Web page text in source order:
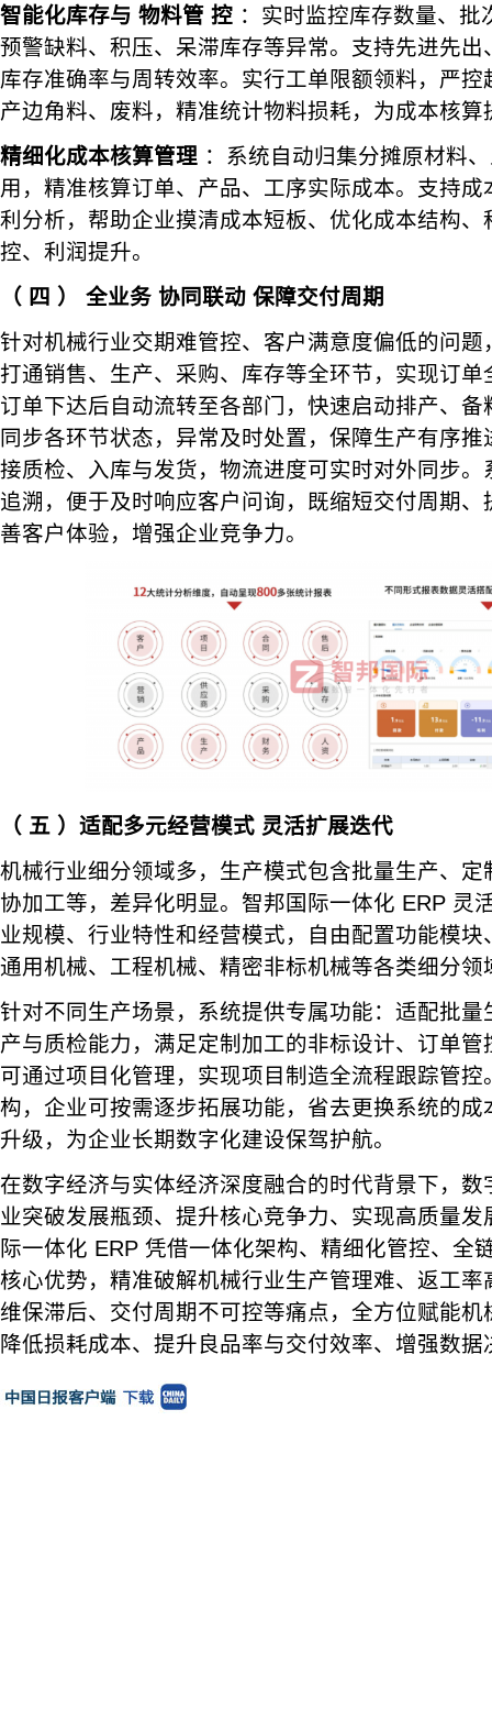
智能化库存与 物料管 控 ：实时监控库存数量、批
预警缺料、积压、呆滞库存等异常。支持先进先
库存准确率与周转效率。实行工单限额领料，严
产边角料、废料，精准统计物料损耗，为成本核算
精细化成本核算管理 ：系统自动归集分摊原材料
用，精准核算订单、产品、工序实际成本。支持
利分析，帮助企业摸清成本短板、优化成本结构
控、利润提升。
（ 四 ） 全业务 协同联动 保障交付周期
针对机械行业交期难管控、客户满意度偏低的问
打通销售、生产、采购、库存等全环节，实现订
订单下达后自动流转至各部门，快速启动排产、
同步各环节状态，异常及时处置，保障生产有序
接质检、入库与发货，物流进度可实时对外同步
追溯，便于及时响应客户问询，既缩短交付周期
善客户体验，增强企业竞争力。
（ 五 ）适配多元经营模式 灵活扩展迭代
机械行业细分领域多，生产模式包含批量生产、
协加工等，差异化明显。智邦国际一体化 ERP 灵
业规模、行业特性和经营模式，自由配置功能模
通用机械、工程机械、精密非标机械等各类细分领
针对不同生产场景，系统提供专属功能：适配批
产与质检能力，满足定制加工的非标设计、订单
可通过项目化管理，实现项目制造全流程跟踪管
构，企业可按需逐步拓展功能，省去更换系统的
升级，为企业长期数字化建设保驾护航。
在数字经济与实体经济深度融合的时代背景下，
业突破发展瓶颈、提升核心竞争力、实现高质量
际一体化 ERP 凭借一体化架构、精细化管控、全
核心优势，精准破解机械行业生产管理难、返工
维保滞后、交付周期不可控等痛点，全方位赋能
降低损耗成本、提升良品率与交付效率、增强数据